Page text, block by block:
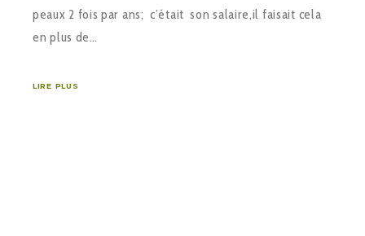
peaux 2 fois par ans; c’était son salaire,il faisait cela
en plus de…
LIRE PLUS